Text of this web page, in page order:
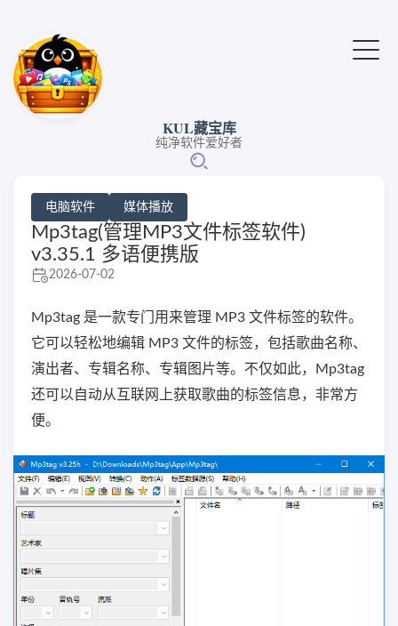
KUL藏宝库
纯净软件爱好者
电脑软件 媒体播放
Mp3tag(管理MP3文件标签软件)
v3.35.1 多语便携版
2026-07-02
Mp3tag 是一款专门用来管理 MP3 文件标签的软件。
它可以轻松地编辑 MP3 文件的标签，包括歌曲名称、
演出者、专辑名称、专辑图片等。不仅如此，Mp3tag
还可以自动从互联网上获取歌曲的标签信息，非常方
便。